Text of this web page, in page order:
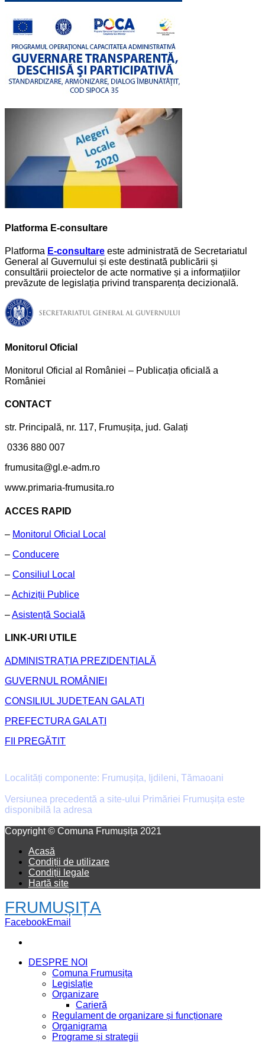
Platforma E-consultare
Platforma E-consultare este administrată de Secretariatul
General al Guvernului și este destinată publicării și
consultării proiectelor de acte normative și a informațiilor
prevăzute de legislația privind transparența decizională.
Monitorul Oficial
Monitorul Oficial al României – Publicația oficială a
României
CONTACT
str. Principală, nr. 117, Frumușița, jud. Galați
0336 880 007
frumusita@gl.e-adm.ro
www.primaria-frumusita.ro
ACCES RAPID
– Monitorul Oficial Local
– Conducere
– Consiliul Local
–Achiziții Publice
–Asistență Socială
LINK-URI UTILE
ADMINISTRAȚIA PREZIDENȚIALĂ
GUVERNUL ROMÂNIEI
CONSILIUL JUDEȚEAN GALAȚI
PREFECTURA GALAȚI
FII PREGĂTIT
Localități componente: Frumușița, Ijdileni, Tămaoani
Versiunea precedentă a site-ului Primăriei Frumușița este
disponibilă la adresa
Copyright © Comuna Frumușița 2021
Acasă
Condiții de utilizare
Condiții legale
Hartă site
FRUMUȘIȚA
FacebookEmail
DESPRE NOI
Comuna Frumușița
Legislație
Organizare
Carieră
Regulament de organizare și funcționare
Organigrama
Programe și strategii